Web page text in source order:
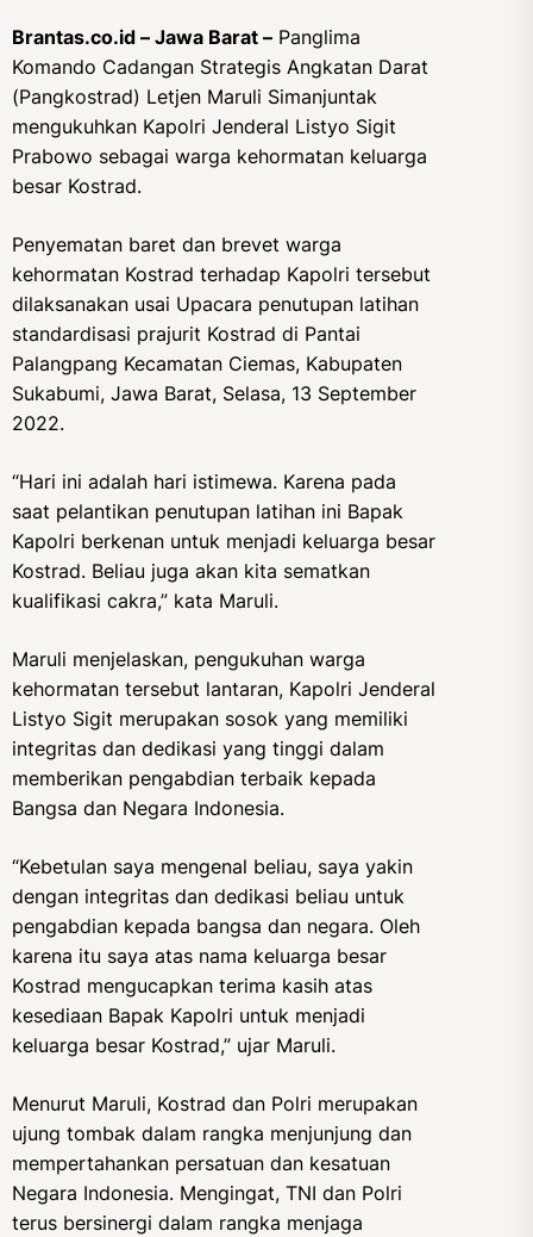
Brantas.co.id – Jawa Barat – Panglima
Komando Cadangan Strategis Angkatan Darat
(Pangkostrad) Letjen Maruli Simanjuntak
mengukuhkan Kapolri Jenderal Listyo Sigit
Prabowo sebagai warga kehormatan keluarga
besar Kostrad.
Penyematan baret dan brevet warga
kehormatan Kostrad terhadap Kapolri tersebut
dilaksanakan usai Upacara penutupan latihan
standardisasi prajurit Kostrad di Pantai
Palangpang Kecamatan Ciemas, Kabupaten
Sukabumi, Jawa Barat, Selasa, 13 September
2022.
“Hari ini adalah hari istimewa. Karena pada
saat pelantikan penutupan latihan ini Bapak
Kapolri berkenan untuk menjadi keluarga besar
Kostrad. Beliau juga akan kita sematkan
kualifikasi cakra,” kata Maruli.
Maruli menjelaskan, pengukuhan warga
kehormatan tersebut lantaran, Kapolri Jenderal
Listyo Sigit merupakan sosok yang memiliki
integritas dan dedikasi yang tinggi dalam
memberikan pengabdian terbaik kepada
Bangsa dan Negara Indonesia.
“Kebetulan saya mengenal beliau, saya yakin
dengan integritas dan dedikasi beliau untuk
pengabdian kepada bangsa dan negara. Oleh
karena itu saya atas nama keluarga besar
Kostrad mengucapkan terima kasih atas
kesediaan Bapak Kapolri untuk menjadi
keluarga besar Kostrad,” ujar Maruli.
Menurut Maruli, Kostrad dan Polri merupakan
ujung tombak dalam rangka menjunjung dan
mempertahankan persatuan dan kesatuan
Negara Indonesia. Mengingat, TNI dan Polri
terus bersinergi dalam rangka menjaga